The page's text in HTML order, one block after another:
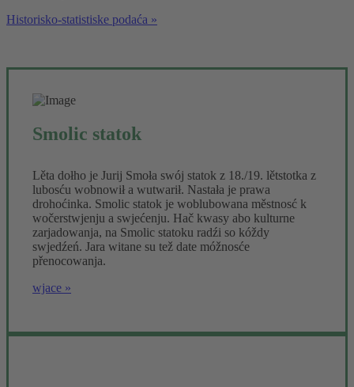
Historisko-statistiske podaća »
Smolic statok
Lěta dołho je Jurij Smoła swój statok z 18./19. lětstotka z
lubosću wobnowił a wutwarił. Nastała je prawa
drohoćinka. Smolic statok je woblubowana městnosć k
wočerstwjenju a swjećenju. Hač kwasy abo kulturne
zarjadowanja, na Smolic statoku radźi so kóždy
swjedźeń. Jara witane su tež date móžnosće
přenocowanja.
wjace »